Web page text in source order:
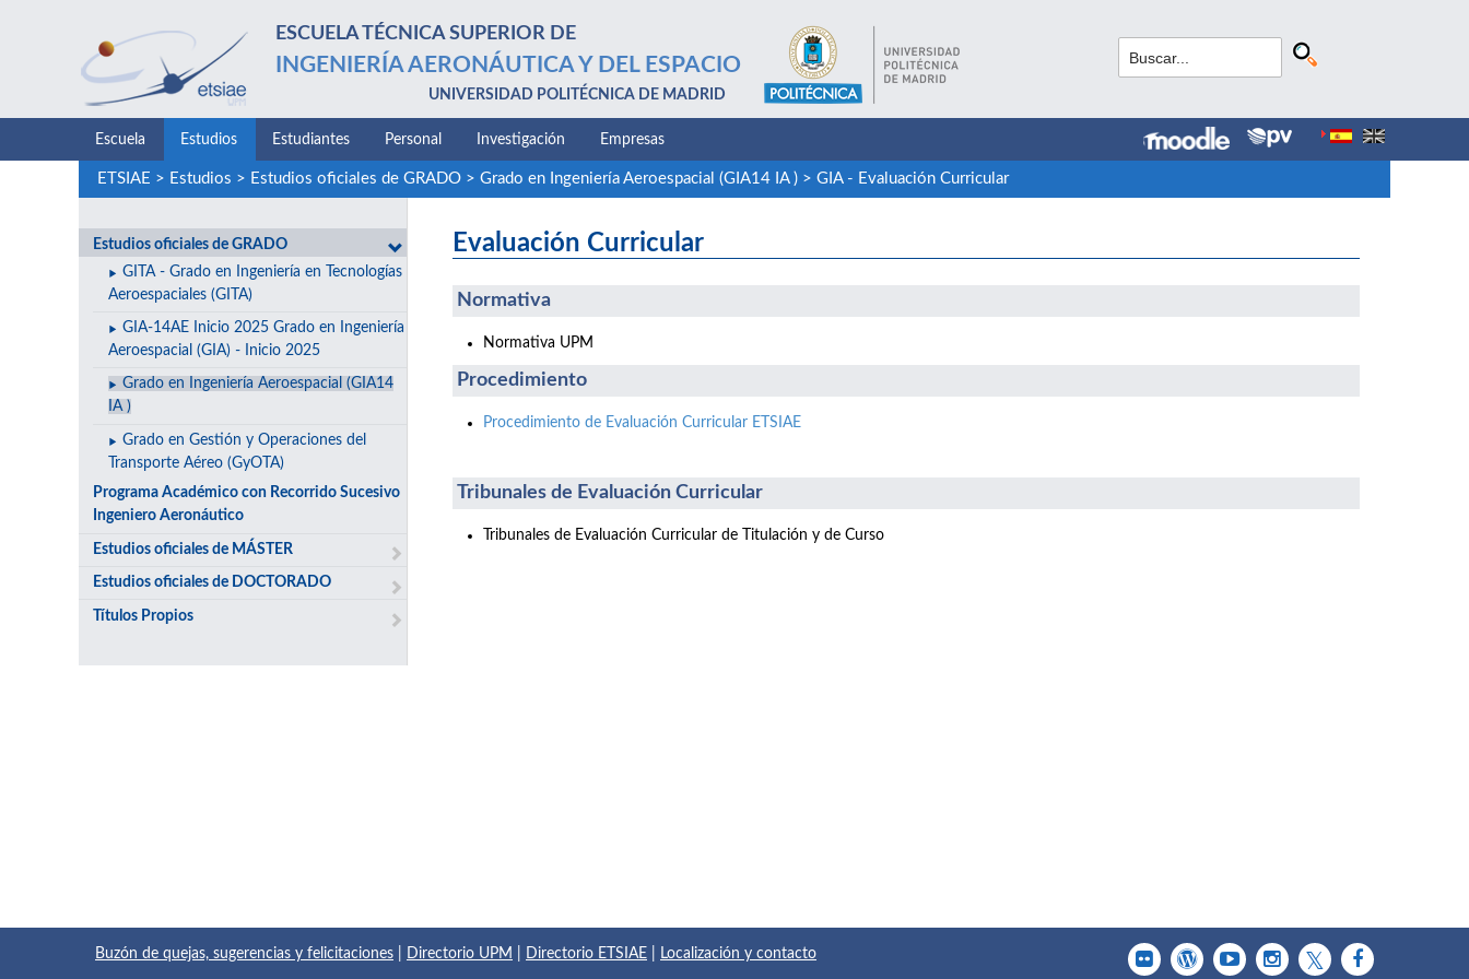
ESCUELA TÉCNICA SUPERIOR DE
INGENIERÍA AERONÁUTICA Y DEL ESPACIO
UNIVERSIDAD POLITÉCNICA DE MADRID
Escuela Estudios Estudiantes Personal Investigación Empresas
ETSIAE > Estudios > Estudios oficiales de GRADO> Grado en Ingeniería Aeroespacial (GIA14 IA )> GIA - Evaluación Curricular
Estudios oficiales de GRADO
GITA - Grado en Ingeniería en Tecnologías
Aeroespaciales (GITA)
GIA-14AE Inicio 2025 Grado en Ingeniería
Aeroespacial (GIA) - Inicio 2025
Grado en Ingeniería Aeroespacial (GIA14
IA )
Grado en Gestión y Operaciones del
Transporte Aéreo (GyOTA)
Programa Académico con Recorrido Sucesivo
Ingeniero Aeronáutico
Estudios oficiales de MÁSTER
Estudios oficiales de DOCTORADO
Títulos Propios
Evaluación Curricular
Normativa
Normativa UPM
Procedimiento
Procedimiento de Evaluación Curricular ETSIAE
Tribunales de Evaluación Curricular
Tribunales de Evaluación Curricular de Titulación y de Curso
Buzón de quejas, sugerencias y felicitaciones Directorio UPM Directorio ETSIAE Localización y contacto